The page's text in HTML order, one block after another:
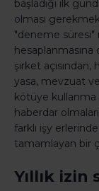
başladığı ilk
olması
"deneme süresi"
hesaplanmasına
şirket açısından,
yasa, mevzuat
kötüye kullanma
haberdar
farklı işy erlerinde
tamamlayan bir
Yıllık